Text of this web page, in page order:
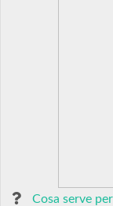
Cosa serve